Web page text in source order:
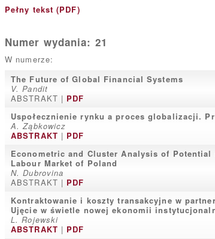
Pełny tekst (PDF)
Numer wydania: 21
W numerze:
The Future of Global Financial Systems
V. Pandit
ABSTRAKT | PDF
Uspołecznienie rynku a proces globalizacji.
A. Ząbkowicz
ABSTRAKT | PDF
Econometric and Cluster Analysis of Potential
Labour Market of Poland
N. Dubrovina
ABSTRAKT | PDF
Kontraktowanie i koszty transakcyjne w
Ujęcie w świetle nowej ekonomii
L. Rojewski
ABSTRAKT | PDF